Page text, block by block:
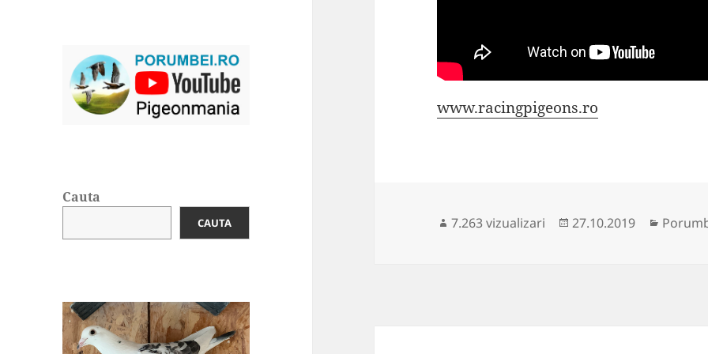
Cauta
CAUTA
www.racingpigeons.ro
7.263 vizualizari
Publicat
27.10.2019